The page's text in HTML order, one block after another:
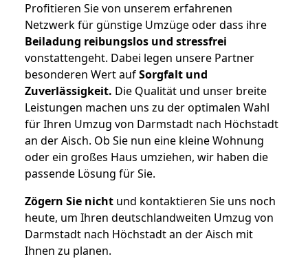
Profitieren Sie von unserem erfahrenen
Netzwerk für günstige Umzüge oder dass ihre
Beiladung reibungslos und stressfrei
vonstattengeht. Dabei legen unsere Partner
besonderen Wert aufSorgfalt und
Zuverlässigkeit. Die Qualität und unser breite
Leistungen machen uns zu der optimalen Wahl
für Ihren Umzug von Darmstadt nach Höchstadt
an der Aisch. Ob Sie nun eine kleine Wohnung
oder ein großes Haus umziehen, wir haben die
passende Lösung für Sie.
Zögern Sie nicht und kontaktieren Sie uns noch
heute, um Ihren deutschlandweiten Umzug von
Darmstadt nach Höchstadt an der Aisch mit
Ihnen zu planen.